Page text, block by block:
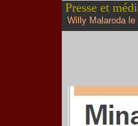
Presse et
Willy Malaroda